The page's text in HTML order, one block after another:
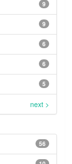
9
9
6
6
5
next >
56